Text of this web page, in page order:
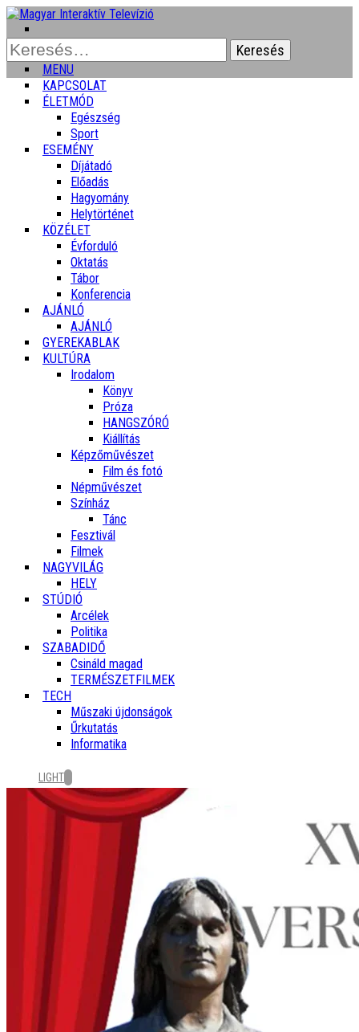
Keresés:
MENU
KAPCSOLAT
ÉLETMÓD
Egészség
Sport
ESEMÉNY
Díjátadó
Előadás
Hagyomány
Helytörténet
KÖZÉLET
Évforduló
Oktatás
Tábor
Konferencia
AJÁNLÓ
AJÁNLÓ
GYEREKABLAK
KULTÚRA
Irodalom
Könyv
Próza
HANGSZÓRÓ
Kiállítás
Képzőművészet
Film és fotó
Népművészet
Színház
Tánc
Fesztivál
Filmek
NAGYVILÁG
HELY
STÚDIÓ
Arcélek
Politika
SZABADIDŐ
Csináld magad
TERMÉSZETFILMEK
TECH
Műszaki újdonságok
Űrkutatás
Informatika
LIGHT